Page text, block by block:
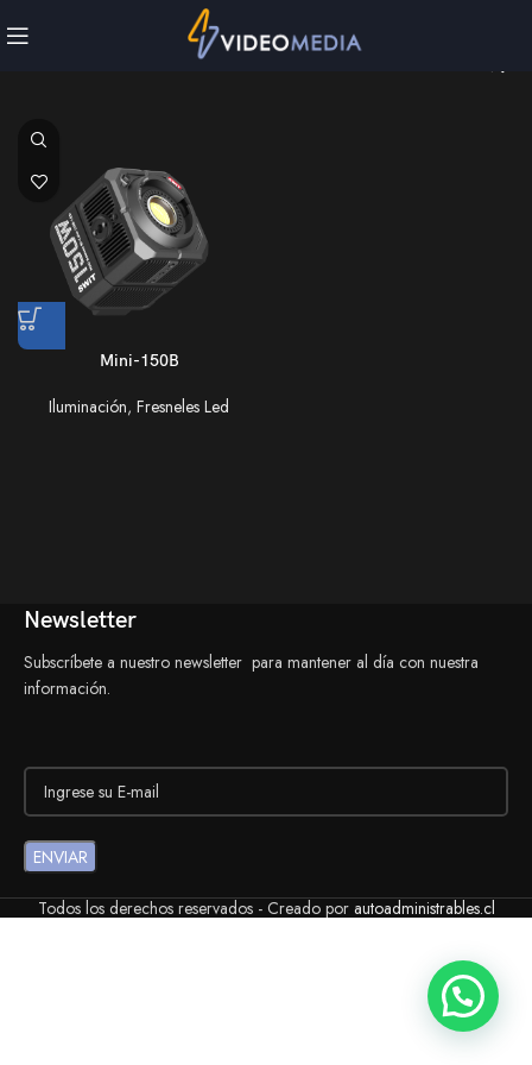
Mini-150B
Iluminación, Fresneles Led
Newsletter
Subscríbete a nuestro newsletter para mantener al día con nuestra
información.
Todos los derechos reservados - Creado por autoadministrables.cl